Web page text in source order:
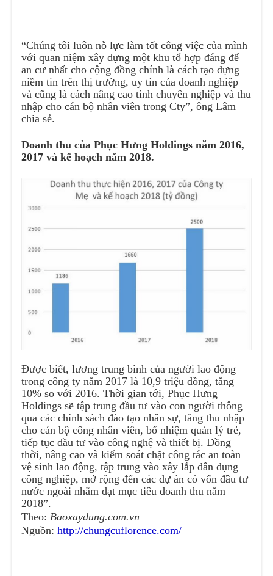
“Chúng tôi luôn nỗ lực làm tốt công việc của mình
với quan niệm xây dựng một khu tổ hợp đáng để
an cư nhất cho cộng đồng chính là cách tạo dựng
niềm tin trên thị trường, uy tín của doanh nghiệp
và cũng là cách nâng cao tính chuyên nghiệp và thu
nhập cho cán bộ nhân viên trong Cty”, ông Lâm
chia sẻ.
Doanh thu của Phục Hưng Holdings năm 2016,
2017 và kế hoạch năm 2018.
Được biết, lương trung bình của người lao động
trong công ty năm 2017 là 10,9 triệu đồng, tăng
10% so với 2016. Thời gian tới, Phục Hưng
Holdings sẽ tập trung đầu tư vào con người thông
qua các chính sách đào tạo nhân sự, tăng thu nhập
cho cán bộ công nhân viên, bổ nhiệm quản lý trẻ,
tiếp tục đầu tư vào công nghệ và thiết bị. Đồng
thời, nâng cao và kiểm soát chặt công tác an toàn
vệ sinh lao động, tập trung vào xây lắp dân dụng
công nghiệp, mở rộng đến các dự án có vốn đầu tư
nước ngoài nhằm đạt mục tiêu doanh thu năm
2018”.
Theo:Baoxaydung.com.vn
Nguồn:http://chungcuflorence.com/